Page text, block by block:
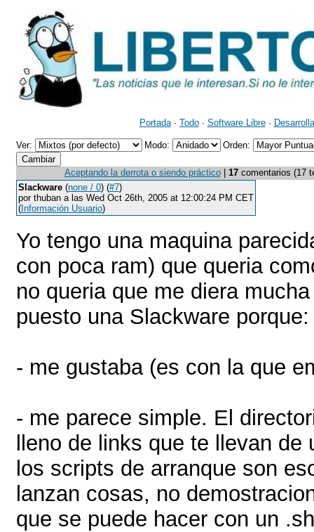
Portada· Todo· Software Libre·
Ver: Modo: Orden:
Aceptando la derrota o siendo práctico| 17comentarios (17
Slackware (none / 0) (#7)
por thuban a las Wed Oct 26th, 2005 at 12:00:24 PM CET
( Información Usuario)
Yo tengo una maquina
con poca ram) que queria
no queria que me diera
puesto una Slackware porque:
- me gustaba (es con la que
- me parece simple. El
lleno de links que te llevan
los scripts de arranque son
lanzan cosas, no
que se puede hacer con un .sh